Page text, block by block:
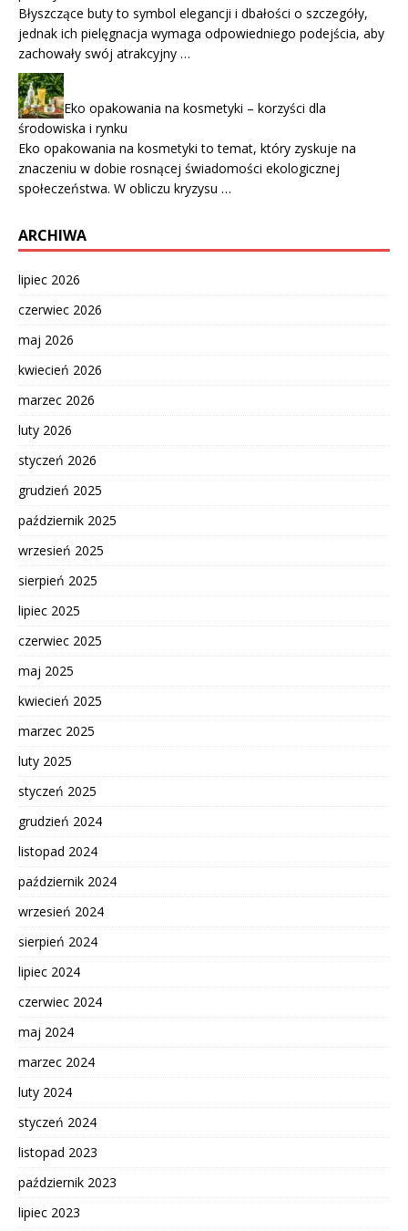
Błyszczące buty to symbol elegancji i dbałości o szczegóły,
jednak ich pielęgnacja wymaga odpowiedniego podejścia, aby
zachowały swój atrakcyjny …
Eko opakowania na kosmetyki – korzyści dla
środowiska i rynku
Eko opakowania na kosmetyki to temat, który zyskuje na
znaczeniu w dobie rosnącej świadomości ekologicznej
społeczeństwa. W obliczu kryzysu …
ARCHIWA
lipiec 2026
czerwiec 2026
maj 2026
kwiecień 2026
marzec 2026
luty 2026
styczeń 2026
grudzień 2025
październik 2025
wrzesień 2025
sierpień 2025
lipiec 2025
czerwiec 2025
maj 2025
kwiecień 2025
marzec 2025
luty 2025
styczeń 2025
grudzień 2024
listopad 2024
październik 2024
wrzesień 2024
sierpień 2024
lipiec 2024
czerwiec 2024
maj 2024
marzec 2024
luty 2024
styczeń 2024
listopad 2023
październik 2023
lipiec 2023